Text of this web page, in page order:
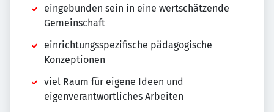
eingebunden sein in eine wertschätzende
Gemeinschaft
einrichtungsspezifische pädagogische
Konzeptionen
viel Raum für eigene Ideen und
eigenverantwortliches Arbeiten